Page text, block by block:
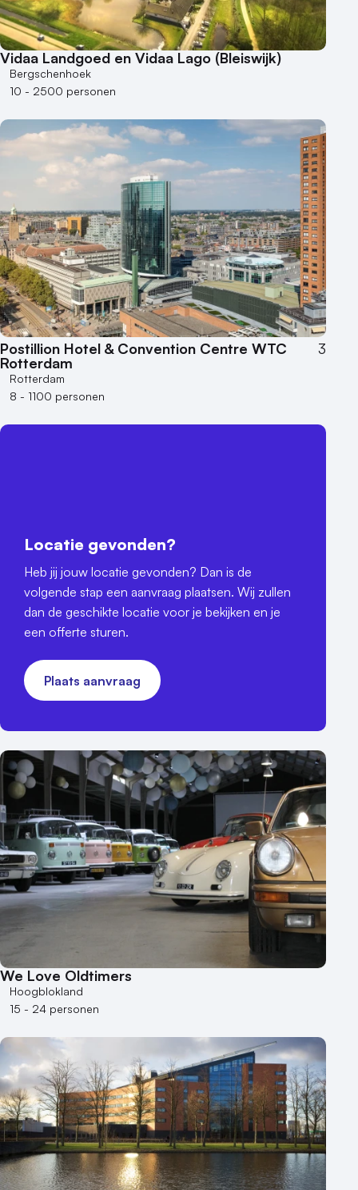
Vidaa Landgoed en Vidaa Lago (Bleiswijk)
Bergschenhoek
10 - 2500 personen
Postillion Hotel & Convention Centre WTC
Rotterdam
3
Rotterdam
8 - 1100 personen
Locatie gevonden?
Heb jij jouw locatie gevonden? Dan is de
volgende stap een aanvraag plaatsen. Wij zullen
dan de geschikte locatie voor je bekijken en je
een offerte sturen.
Plaats aanvraag
We Love Oldtimers
Hoogblokland
15 - 24 personen